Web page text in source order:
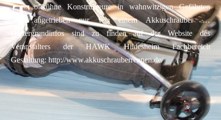
T ollkühne Konstrukteure in wahnwitzigen Gefährten
angetrieben nur von einem Akkuschrauber …
Hintergrundinfos sind zu finden auf der Website des
Veranstalters der HAWK Hildesheim Fachbereich
Gestaltung: http://www.akkuschrauberrennen.de/